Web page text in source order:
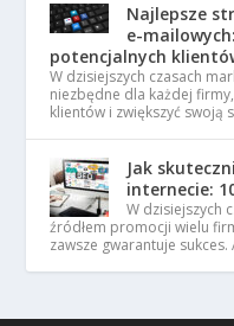
Najlepsze
e-
potencjalnych
W dzisiejszych czasach
niezbędne dla każdej
klientów i zwiększyć swoją
Jak
internecie:
W dzisiejszych
źródłem promocji wielu
zawsze gwarantuje